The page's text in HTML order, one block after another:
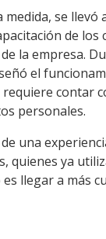
se llevó
de los
la empresa.
el
contar
personales.
una
quienes ya
llegar a más